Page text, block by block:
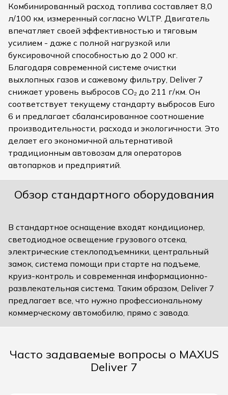
Комбинированный расход топлива составляет 8,0
л/100 км, измеренный согласно WLTP. Двигатель
впечатляет своей эффективностью и тяговым
усилием - даже с полной нагрузкой или
буксировочной способностью до 2 000 кг.
Благодаря современной системе очистки
выхлопных газов и сажевому фильтру, Deliver 7
снижает уровень выбросов CO₂ до 211 г/км. Он
соответствует текущему стандарту выбросов Euro
6 и предлагает сбалансированное соотношение
производительности, расхода и экологичности. Это
делает его экономичной альтернативой
традиционным автовозам для операторов
автопарков и предприятий.
Обзор стандартного оборудования
В стандартное оснащение входят кондиционер,
светодиодное освещение грузового отсека,
электрические стеклоподъемники, центральный
замок, система помощи при старте на подъеме,
круиз-контроль и современная информационно-
развлекательная система. Таким образом, Deliver 7
предлагает все, что нужно профессиональному
коммерческому автомобилю, прямо с завода.
Часто задаваемые вопросы о MAXUS
Deliver 7